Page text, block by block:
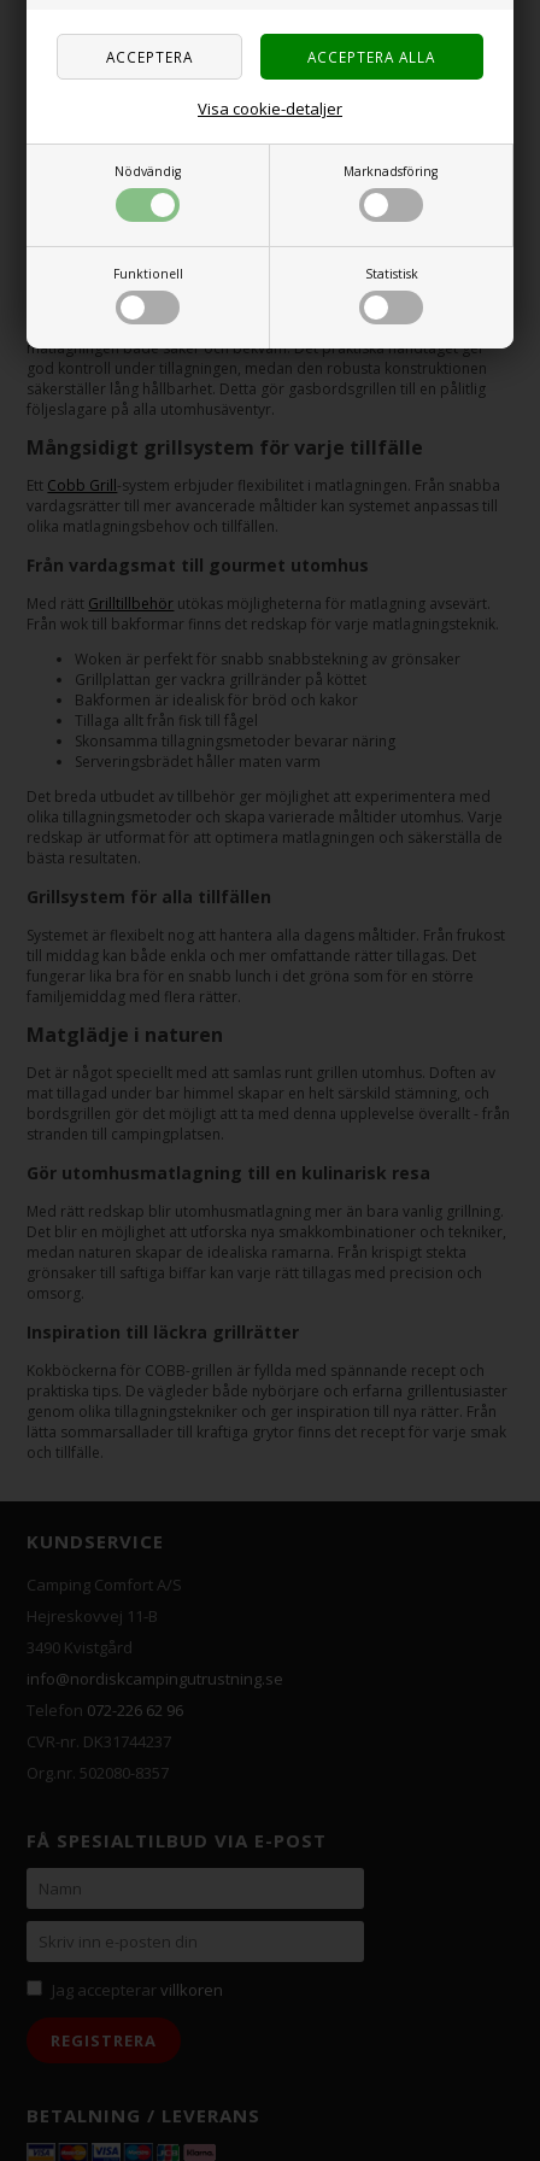
Nödvändig Marknadsföring
Funktionell Statistisk
Visa cookie-detaljer
hos en bordsgrill med effektiviteten hos en traditionell gasgrill. Dessa
system är speciellt utvecklade för att erbjuda frihet i matlagningen,
oavsett om det är på campingplatsen eller under bar himmel.
Laga autentiska asiatiska rätter utomhus
En gasgrillwok ger möjlighet att utforska ett överflöd av asiatiska
smaknyanser utomhus. Konstruktionen i rostfritt stål säkerställer
optimal värmefördelning, vilket är avgörande för att bevara
grönsakernas krispighet och köttets saftighet. Med rätt temperatur kan
och textur kommer till sin rätt.
Säker matlagning under bar himmel
Valet av material i rostfritt stål och den ergonomiska designen gör
matlagningen både säker och bekväm. Det praktiska handtaget ger
god kontroll under tillagningen, medan den robusta konstruktionen
säkerställer lång hållbarhet. Detta gör gasbordsgrillen till en pålitlig
följeslagare på alla utomhusäventyr.
Mångsidigt grillsystem för varje tillfälle
Ett Cobb Grill-system erbjuder flexibilitet i matlagningen. Från snabba
vardagsrätter till mer avancerade måltider kan systemet anpassas till
olika matlagningsbehov och tillfällen.
Från vardagsmat till gourmet utomhus
Med rätt Grilltillbehör utökas möjligheterna för matlagning avsevärt.
Från wok till bakformar finns det redskap för varje matlagningsteknik.
Woken är perfekt för snabb snabbstekning av grönsaker
Grillplattan ger vackra grillränder på köttet
Bakformen är idealisk för bröd och kakor
Tillaga allt från fisk till fågel
Skonsamma tillagningsmetoder bevarar näring
Serveringsbrädet håller maten varm
Det breda utbudet av tillbehör ger möjlighet att experimentera med
olika tillagningsmetoder och skapa varierade måltider utomhus. Varje
redskap är utformat för att optimera matlagningen och säkerställa de
bästa resultaten.
Grillsystem för alla tillfällen
Systemet är flexibelt nog att hantera alla dagens måltider. Från frukost
till middag kan både enkla och mer omfattande rätter tillagas. Det
fungerar lika bra för en snabb lunch i det gröna som för en större
familjemiddag med flera rätter.
Matglädje i naturen
Det är något speciellt med att samlas runt grillen utomhus. Doften av
mat tillagad under bar himmel skapar en helt särskild stämning, och
bordsgrillen gör det möjligt att ta med denna upplevelse överallt - från
stranden till campingplatsen.
Gör utomhusmatlagning till en kulinarisk resa
Med rätt redskap blir utomhusmatlagning mer än bara vanlig grillning.
Det blir en möjlighet att utforska nya smakkombinationer och tekniker,
medan naturen skapar de idealiska ramarna. Från krispigt stekta
grönsaker till saftiga biffar kan varje rätt tillagas med precision och
omsorg.
Inspiration till läckra grillrätter
Kokböckerna för COBB-grillen är fyllda med spännande recept och
praktiska tips. De vägleder både nybörjare och erfarna grillentusiaster
genom olika tillagningstekniker och ger inspiration till nya rätter. Från
lätta sommarsallader till kraftiga grytor finns det recept för varje smak
och tillfälle.
KUNDSERVICE
Camping Comfort A/S
Hejreskovvej 11-B
3490 Kvistgård
info@nordiskcampingutrustning.se
Telefon 072-226 62 96
CVR-nr. DK31744237
Org.nr. 502080-8357
FÅ SPESIALTILBUD VIA E-POST
Jag accepterarvillkoren
BETALNING / LEVERANS